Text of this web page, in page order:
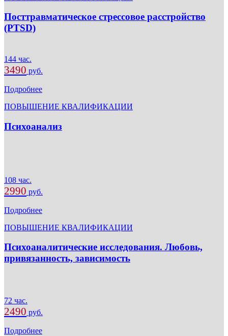
Посттравматическое стрессовое расстройство
(PTSD)
144 час.
3490 руб.
Подробнее
ПОВЫШЕНИЕ КВАЛИФИКАЦИИ
Психоанализ
108 час.
2990 руб.
Подробнее
ПОВЫШЕНИЕ КВАЛИФИКАЦИИ
Психоаналитические исследования. Любовь,
привязанность, зависимость
72 час.
2490 руб.
Подробнее